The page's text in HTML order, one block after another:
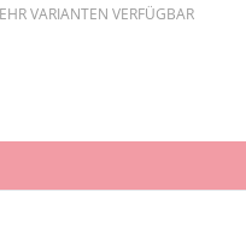
VARIANTEN VERFÜGBAR